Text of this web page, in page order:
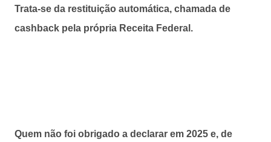
Trata-se da restituição automática, chamada de
cashback pela própria Receita Federal.
Quem não foi obrigado a declarar em 2025 e, de